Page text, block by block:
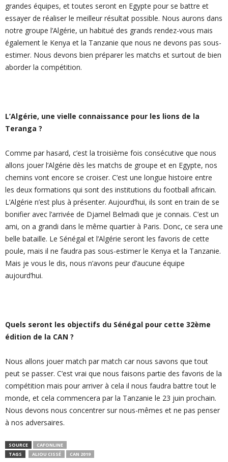
grandes équipes, et toutes seront en Egypte pour se battre et
essayer de réaliser le meilleur résultat possible. Nous aurons dans
notre groupe l’Algérie, un habitué des grands rendez-vous mais
également le Kenya et la Tanzanie que nous ne devons pas sous-
estimer. Nous devons bien préparer les matchs et surtout de bien
aborder la compétition.
L’Algérie, une vielle connaissance pour les lions de la
Teranga ?
Comme par hasard, c’est la troisième fois consécutive que nous
allons jouer l’Algérie dès les matchs de groupe et en Egypte, nos
chemins vont encore se croiser. C’est une longue histoire entre
les deux formations qui sont des institutions du football africain.
L’Algérie n’est plus à présenter. Aujourd’hui, ils sont en train de se
bonifier avec l’arrivée de Djamel Belmadi que je connais. C’est un
ami, on a grandi dans le même quartier à Paris. Donc, ce sera une
belle bataille. Le Sénégal et l’Algérie seront les favoris de cette
poule, mais il ne faudra pas sous-estimer le Kenya et la Tanzanie.
Mais je vous le dis, nous n’avons peur d’aucune équipe
aujourd’hui.
Quels seront les objectifs du Sénégal pour cette 32ème
édition de la CAN ?
Nous allons jouer match par match car nous savons que tout
peut se passer. C’est vrai que nous faisons partie des favoris de la
compétition mais pour arriver à cela il nous faudra battre tout le
monde, et cela commencera par la Tanzanie le 23 juin prochain.
Nous devons nous concentrer sur nous-mêmes et ne pas penser
à nos adversaires.
SOURCE
CAFONLINE
TAGS
ALIOU CISSÉ CAN 2019